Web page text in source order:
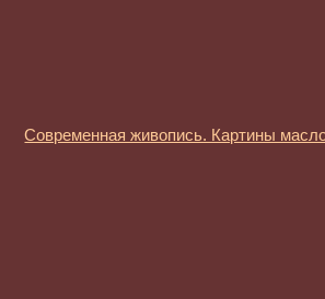
Современная живопись. Картины